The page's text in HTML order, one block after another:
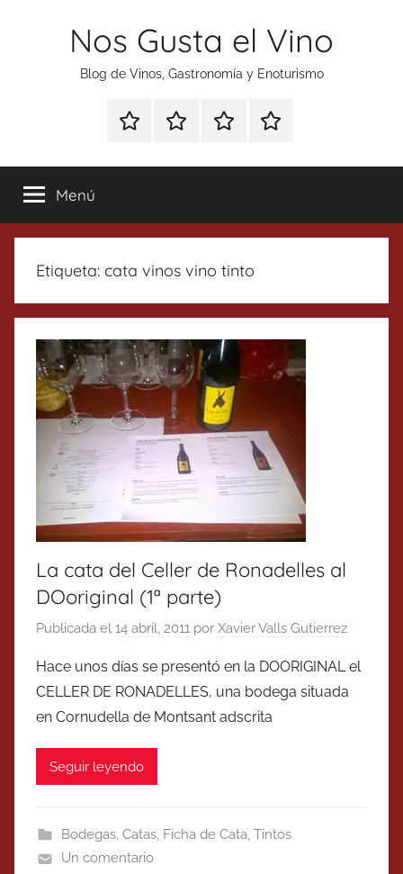
Nos Gusta el Vino
Blog de Vinos, Gastronomía y Enoturismo
Especial
Tonics
Enoturismo
Gastronomía
RankingContacto
Menú
Etiqueta: cata vinos vino tinto
La cata del Celler de Ronadelles al
DOoriginal (1ª parte)
Publicada el 14 abril, 2011 por Xavier Valls Gutierrez
Hace unos días se presentó en la DOORIGINAL el
CELLER DE RONADELLES, una bodega situada
en Cornudella de Montsant adscrita
Seguir leyendo
Bodegas, Catas, Ficha de Cata, Tintos
Un comentario